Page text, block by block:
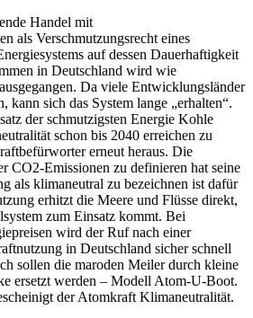
Handel mit
als Verschmutzungsrecht eines
auf dessen Dauerhaftigkeit
in Deutschland wird wie
Da viele Entwicklungsländer
kann sich das System lange „erhalten“.
der schmutzigsten Energie Kohle
schon bis 2040 erreichen zu
erneut heraus. Die
CO2-Emissionen zu definieren hat seine
als klimaneutral zu bezeichnen ist dafür
erhitzt die Meere und Flüsse direkt,
zum Einsatz kommt. Bei
wird der Ruf nach einer
in Deutschland sicher schnell
sollen die maroden Meiler durch kleine
ersetzt werden – Modell Atom-U-Boot.
der Atomkraft Klimaneutralität.